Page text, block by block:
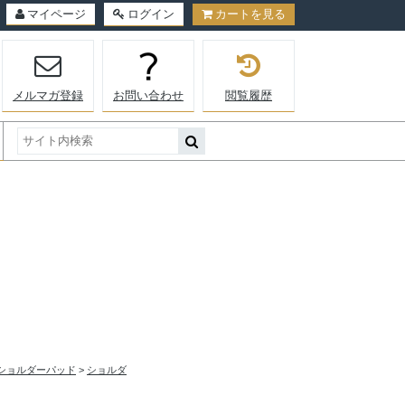
マイページ ログイン カートを見る
メルマガ登録 お問い合わせ 閲覧履歴
ョルダーパッド > ショルダ